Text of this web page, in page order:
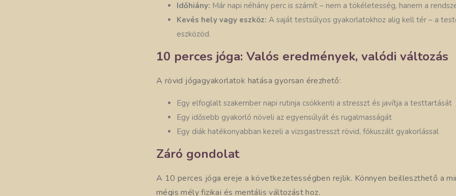
Időhiány: Már napi néhány perc is számít – nem a tökéletesség, hanem a
Kevés hely vagy eszköz: A saját testsúlyos gyakorlatokhoz alig kell tér – a
eszközöd.
10 perces jóga: Valós eredmények, valódi változás
A rövid jógagyakorlatok hatása gyorsan érezhető:
Egy elfoglalt szakember napi rutinja csökkenti a stresszt és javítja a testtartását
Egy idősebb gyakorló növeli az egyensúlyát és rugalmasságát
Egy diák hatékonyabban kezeli a vizsgastresszt rövid, fókuszált gyakorlással
Záró gondolat
A 10 perces jóga ereje a következetességben rejlik. Könnyen beilleszthető a
mégis mély fizikai és mentális változást hoz.